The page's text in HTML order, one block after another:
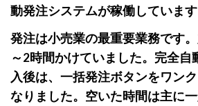
動発注システムが稼働しています
発注は小売業の最重要業務です
～2時間かけていました。完全自
入後は、一括発注ボタンをワン
なりました。空いた時間は主に